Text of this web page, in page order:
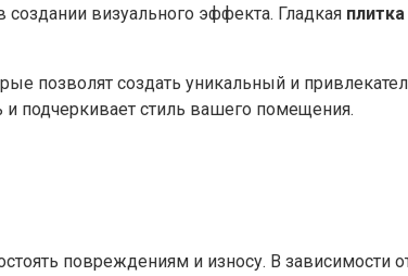
визуального эффекта. Гладкая плитка
позволят создать уникальный и
подчеркивает стиль вашего помещения.
повреждениям и износу. В зависимости